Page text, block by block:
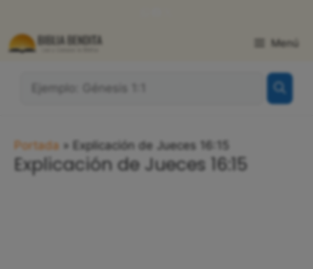
contenido
Menú
Portada » Explicación de Jueces 16:15
Explicación de Jueces 16:15